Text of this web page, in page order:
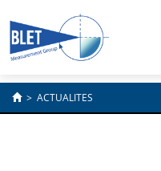
> ACTUALITES